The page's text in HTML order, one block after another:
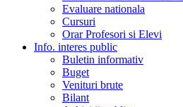
Evaluare nationala
Cursuri
Orar Profesori si Elevi
Info. interes public
Buletin informativ
Buget
Venituri brute
Bilant